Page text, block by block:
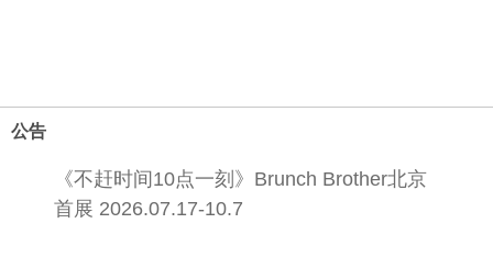
公告
《不赶时间10点一刻》Brunch Brother北京
首展 2026.07.17-10.7